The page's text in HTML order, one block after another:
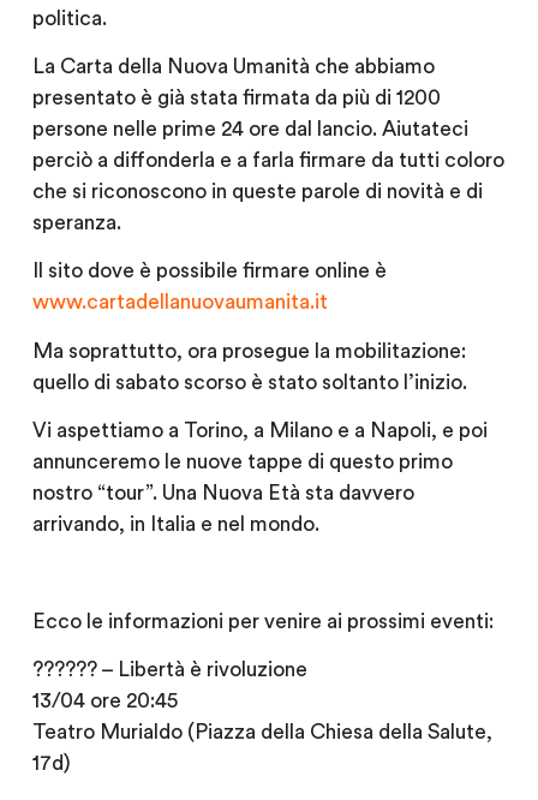
politica.
La Carta della Nuova Umanità che abbiamo
presentato è già stata firmata da più di 1200
persone nelle prime 24 ore dal lancio. Aiutateci
perciò a diffonderla e a farla firmare da tutti coloro
che si riconoscono in queste parole di novità e di
speranza.
Il sito dove è possibile firmare online è
www.cartadellanuovaumanita.it
Ma soprattutto, ora prosegue la mobilitazione:
quello di sabato scorso è stato soltanto l’inizio.
Vi aspettiamo a Torino, a Milano e a Napoli, e poi
annunceremo le nuove tappe di questo primo
nostro “tour”. Una Nuova Età sta davvero
arrivando, in Italia e nel mondo.
Ecco le informazioni per venire ai prossimi eventi:
?????? – Libertà è rivoluzione
13/04 ore 20:45
Teatro Murialdo (Piazza della Chiesa della Salute,
17d)